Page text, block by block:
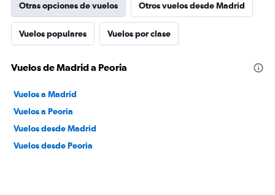
Otras opciones de vuelos Otros vuelos desde Madrid
Vuelos populares Vuelos por clase
Vuelos de Madrid a Peoria
Vuelos a Madrid
Vuelos a Peoria
Vuelos desde Madrid
Vuelos desde Peoria